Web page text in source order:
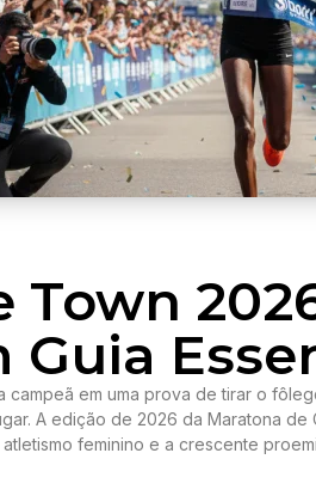
Town
Guia
campeã em uma prova de tirar o
A edição de 2026 da Maratona de
feminino e a crescente